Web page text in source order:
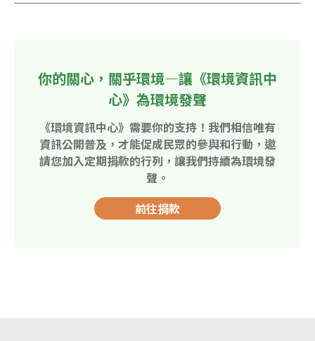
你的關心，關乎環境—讓《環境資訊中
心》為環境發聲
《環境資訊中心》需要你的支持！我們相信唯有
資訊公開普及，才能促成民眾的參與和行動，邀
請您加入定期捐款的行列，讓我們持續為環境發
聲。
前往捐款